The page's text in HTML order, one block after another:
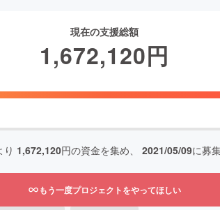
現在の支援総額
1,672,120円
り 1,672,120円の資金を集め、 2021/05/09に募
もう一度プロジェクトをやってほしい